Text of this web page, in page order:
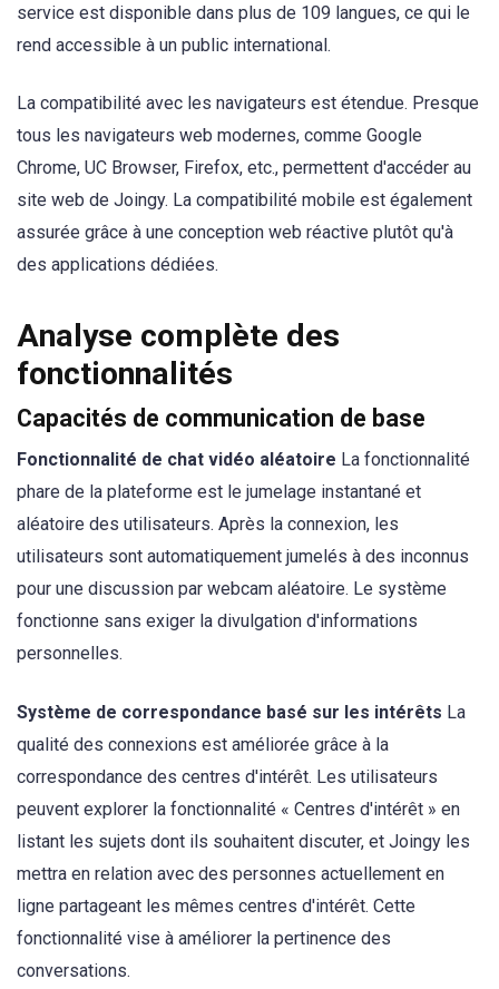
service est disponible dans plus de 109 langues, ce qui le
rend accessible à un public international.
La compatibilité avec les navigateurs est étendue. Presque
tous les navigateurs web modernes, comme Google
Chrome, UC Browser, Firefox, etc., permettent d'accéder au
site web de Joingy. La compatibilité mobile est également
assurée grâce à une conception web réactive plutôt qu'à
des applications dédiées.
Analyse complète des
fonctionnalités
Capacités de communication de base
Fonctionnalité de chat vidéo aléatoire La fonctionnalité
phare de la plateforme est le jumelage instantané et
aléatoire des utilisateurs. Après la connexion, les
utilisateurs sont automatiquement jumelés à des inconnus
pour une discussion par webcam aléatoire. Le système
fonctionne sans exiger la divulgation d'informations
personnelles.
Système de correspondance basé sur les intérêts La
qualité des connexions est améliorée grâce à la
correspondance des centres d'intérêt. Les utilisateurs
peuvent explorer la fonctionnalité « Centres d'intérêt » en
listant les sujets dont ils souhaitent discuter, et Joingy les
mettra en relation avec des personnes actuellement en
ligne partageant les mêmes centres d'intérêt. Cette
fonctionnalité vise à améliorer la pertinence des
conversations.